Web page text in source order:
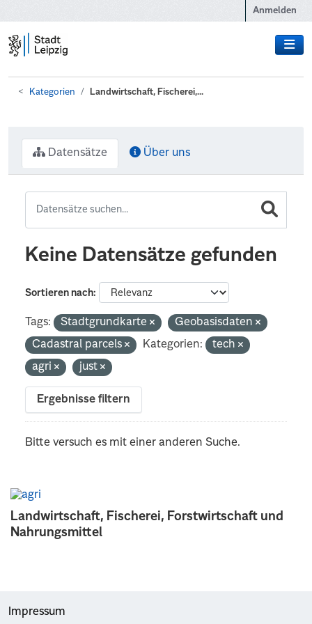
Anmelden
Kategorien Landwirtschaft, Fischerei,...
Landwirtschaft, Fischerei, Forstwirtschaft und
Nahrungsmittel
Datensätze Über uns
Keine Datensätze gefunden
Sortieren nach
Tags: Stadtgrundkarte
Geobasisdaten
Cadastral parcels
Kategorien:
tech
agri
just
Ergebnisse filtern
Bitte versuch es mit einer anderen Suche.
Impressum